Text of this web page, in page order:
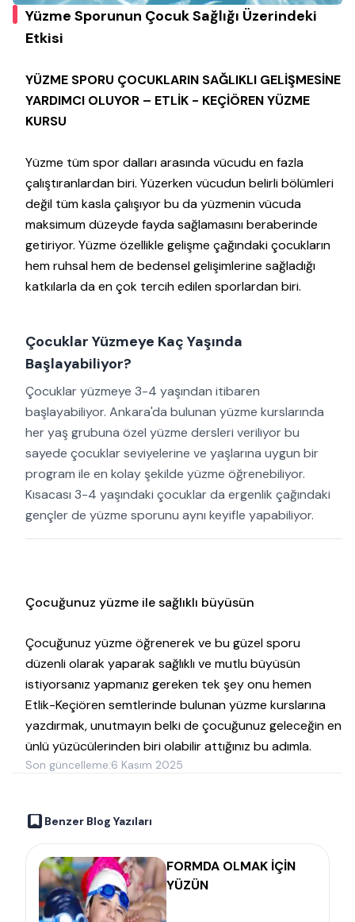
Yüzme Sporunun Çocuk Sağlığı Üzerindeki
Etkisi
YÜZME SPORU ÇOCUKLARIN SAĞLIKLI GELİŞMESİNE
YARDIMCI OLUYOR – ETLİK - KEÇİÖREN YÜZME
KURSU
Yüzme tüm spor dalları arasında vücudu en fazla
çalıştıranlardan biri. Yüzerken vücudun belirli bölümleri
değil tüm kasla çalışıyor bu da yüzmenin vücuda
maksimum düzeyde fayda sağlamasını beraberinde
getiriyor. Yüzme özellikle gelişme çağındaki çocukların
hem ruhsal hem de bedensel gelişimlerine sağladığı
katkılarla da en çok tercih edilen sporlardan biri.
Çocuklar Yüzmeye Kaç Yaşında
Başlayabiliyor?
Çocuklar yüzmeye 3-4 yaşından itibaren
başlayabiliyor. Ankara'da bulunan yüzme kurslarında
her yaş grubuna özel yüzme dersleri veriliyor bu
sayede çocuklar seviyelerine ve yaşlarına uygun bir
program ile en kolay şekilde yüzme öğrenebiliyor.
Kısacası 3-4 yaşındaki çocuklar da ergenlik çağındaki
gençler de yüzme sporunu aynı keyifle yapabiliyor.
Çocuğunuz yüzme ile sağlıklı büyüsün
Çocuğunuz yüzme öğrenerek ve bu güzel sporu
düzenli olarak yaparak sağlıklı ve mutlu büyüsün
istiyorsanız yapmanız gereken tek şey onu hemen
Etlik-Keçiören semtlerinde bulunan yüzme kurslarına
yazdırmak, unutmayın belki de çocuğunuz geleceğin en
ünlü yüzücülerinden biri olabilir attığınız bu adımla.
Son güncelleme:6 Kasım 2025
Benzer Blog Yazıları
FORMDA OLMAK İÇİN
YÜZÜN